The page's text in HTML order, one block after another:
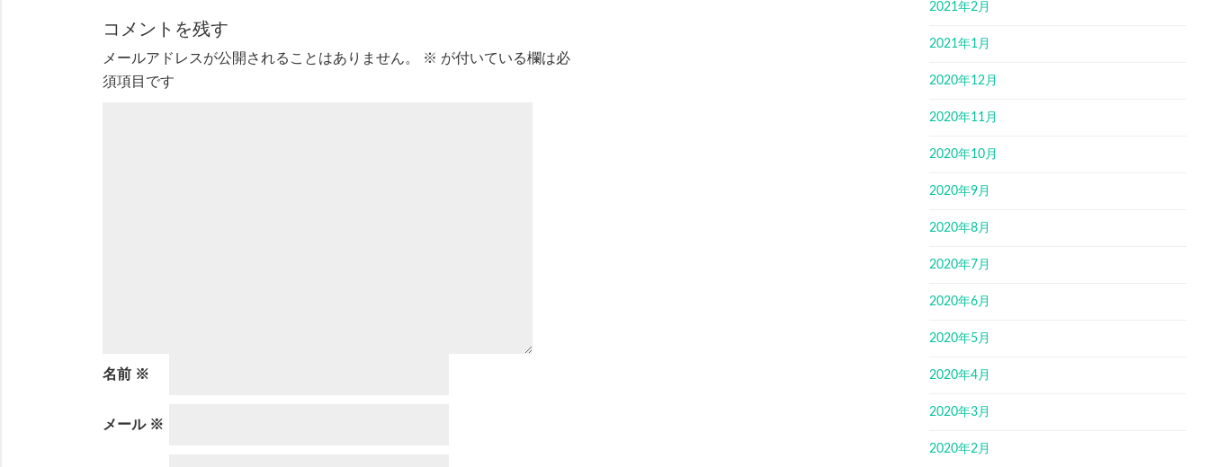
コメントを残す
メールアドレスが公開されることはありません。 ※ が付いている欄は必
須項目です
名前 ※
メール ※
2021年2月
2021年1月
2020年12月
2020年11月
2020年10月
2020年9月
2020年8月
2020年7月
2020年6月
2020年5月
2020年4月
2020年3月
2020年2月